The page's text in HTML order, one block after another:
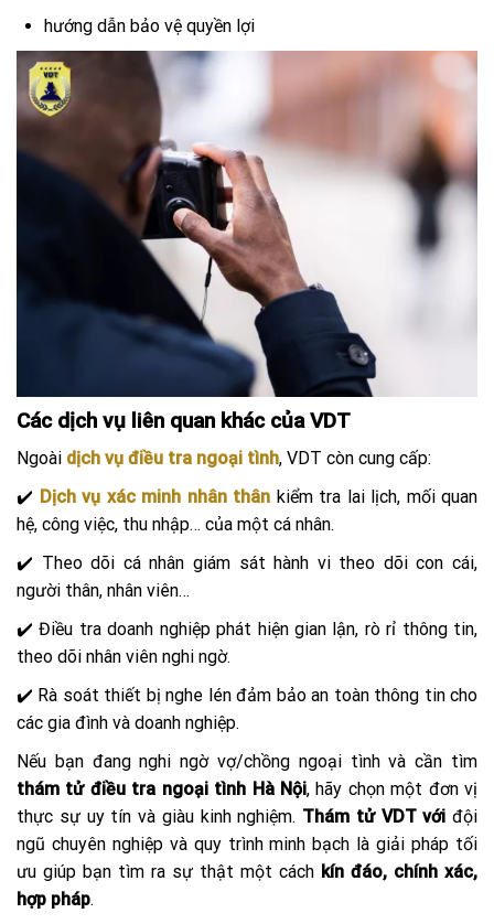
hướng dẫn bảo vệ quyền lợi
Các dịch vụ liên quan khác của VDT
Ngoài dịch vụ điều tra ngoại tình, VDT còn cung cấp:
✔️ Dịch vụ xác minh nhân thân kiểm tra lai lịch, mối quan
hệ, công việc, thu nhập… của một cá nhân.
✔️ Theo dõi cá nhân giám sát hành vi theo dõi con cái,
người thân, nhân viên…
✔️ Điều tra doanh nghiệp phát hiện gian lận, rò rỉ thông tin,
theo dõi nhân viên nghi ngờ.
✔️ Rà soát thiết bị nghe lén đảm bảo an toàn thông tin cho
các gia đình và doanh nghiệp.
Nếu bạn đang nghi ngờ vợ/chồng ngoại tình và cần tìm
thám tử điều tra ngoại tình Hà Nội, hãy chọn một đơn vị
thực sự uy tín và giàu kinh nghiệm. Thám tử VDT với đội
ngũ chuyên nghiệp và quy trình minh bạch là giải pháp tối
ưu giúp bạn tìm ra sự thật một cách kín đáo, chính xác,
hợp pháp.